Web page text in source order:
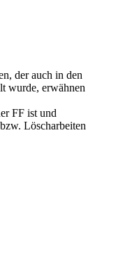
der auch in den
wurde, erwähnen
FF ist und
Löscharbeiten